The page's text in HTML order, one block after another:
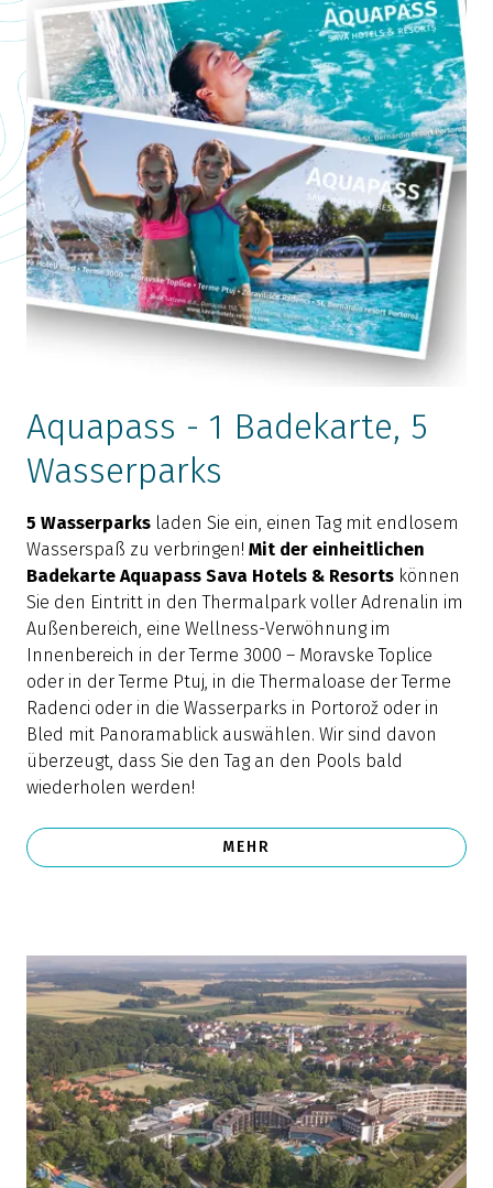
Aquapass - 1 Badekarte, 5
Wasserparks
5 Wasserparks laden Sie ein, einen Tag mit endlosem
Wasserspaß zu verbringen! Mit der einheitlichen
Badekarte Aquapass Sava Hotels & Resorts können
Sie den Eintritt in den Thermalpark voller Adrenalin im
Außenbereich, eine Wellness-Verwöhnung im
Innenbereich in der Terme 3000 – Moravske Toplice
oder in der Terme Ptuj, in die Thermaloase der Terme
Radenci oder in die Wasserparks in Portorož oder in
Bled mit Panoramablick auswählen. Wir sind davon
überzeugt, dass Sie den Tag an den Pools bald
wiederholen werden!
MEHR